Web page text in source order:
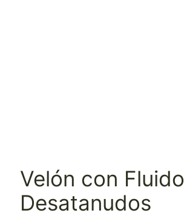
Velón con Fluido
Desatanudos